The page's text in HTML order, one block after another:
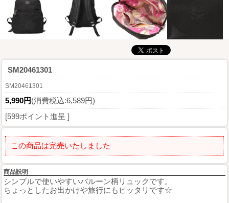
SM20461301
SM20461301
5,990円(消費税込:6,589円)
[599ポイント進呈 ]
この商品は完売いたしました
商品説明
シンプルで使いやすいバルーン柄リュックです。
ちょっとしたお出かけや旅行にもピッタリです☆